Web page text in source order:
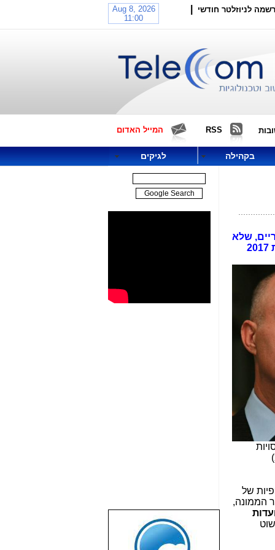
לניוזלטר חודשי
RSS המייל האדום
בקהילה לגיקים
שלא
מוביל לשום כיוון ולא תורם מאומה לציבור או לתחרות. כך, שנת 2015 אבדה, גם שנת 2016 וכעת גם שנת 2017
המלצות סופיות של
הממונה,
10 שימועים ו-8 ועדות
שבוע טוב לכל
הגולשים באשר